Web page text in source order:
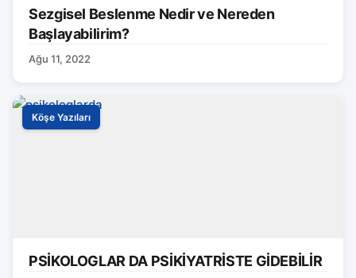
Sezgisel Beslenme Nedir ve Nereden
Başlayabilirim?
Ağu 11, 2022
Köşe Yazıları
PSİKOLOGLAR DA PSİKİYATRİSTE GİDEBİLİR